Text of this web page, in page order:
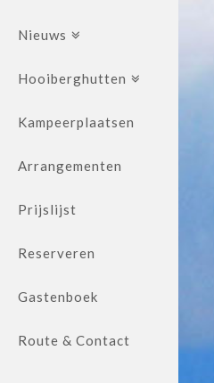
Nieuws
Hooiberghutten
Kampeerplaatsen
Arrangementen
Prijslijst
Reserveren
Gastenboek
Route & Contact